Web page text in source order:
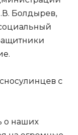
Болдырев,
с
о наших